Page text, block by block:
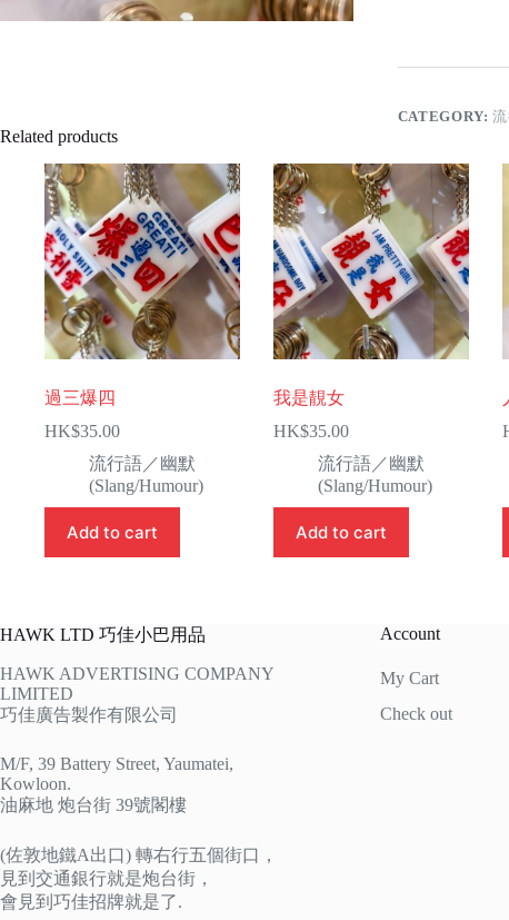
CATEGORY:
Related products
過三爆四
HK$35.00
流行語／幽默
(Slang/Humour)
Add to cart
我是靚女
HK$35.00
流行語／幽默
(Slang/Humour)
Add to cart
HAWK LTD 巧佳小巴用品
HAWK ADVERTISING COMPANY
LIMITED
巧佳廣告製作有限公司
M/F, 39 Battery Street, Yaumatei,
Kowloon.
油麻地 炮台街 39號閣樓
(佐敦地鐵A出口) 轉右行五個街口，
見到交通銀行就是炮台街，
會見到巧佳招牌就是了.
Account
My Cart
Check out